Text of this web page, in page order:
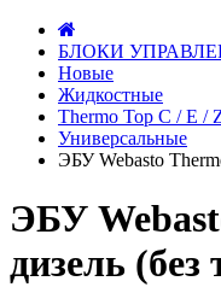
БЛОКИ
Новые
Жидкостные
Thermo Top C / E /
Универсальные
ЭБУ Webasto
ЭБУ
дизель